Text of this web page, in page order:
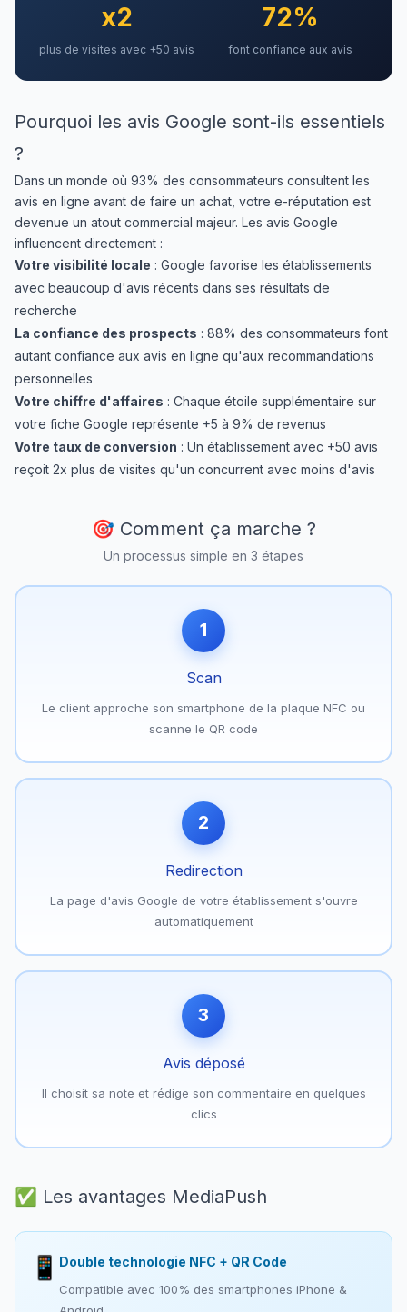
x2
plus de visites avec +50 avis
72%
font confiance aux avis
Pourquoi les avis Google sont-ils essentiels
?
Dans un monde où 93% des consommateurs consultent les
avis en ligne avant de faire un achat, votre e-réputation est
devenue un atout commercial majeur. Les avis Google
influencent directement :
Votre visibilité locale : Google favorise les établissements
avec beaucoup d'avis récents dans ses résultats de
recherche
La confiance des prospects : 88% des consommateurs font
autant confiance aux avis en ligne qu'aux recommandations
personnelles
Votre chiffre d'affaires : Chaque étoile supplémentaire sur
votre fiche Google représente +5 à 9% de revenus
Votre taux de conversion : Un établissement avec +50 avis
reçoit 2x plus de visites qu'un concurrent avec moins d'avis
🎯 Comment ça marche ?
Un processus simple en 3 étapes
1
Scan
Le client approche son smartphone de la plaque NFC ou
scanne le QR code
2
Redirection
La page d'avis Google de votre établissement s'ouvre
automatiquement
3
Avis déposé
Il choisit sa note et rédige son commentaire en quelques
clics
✅ Les avantages MediaPush
📱 Double technologie NFC + QR Code
Compatible avec 100% des smartphones iPhone &